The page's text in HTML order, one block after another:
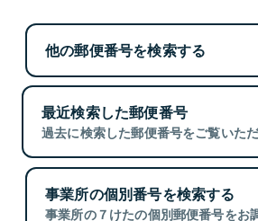
他の郵便番号を検索する
最近検索した郵便番号
過去に検索した郵便番号をご覧いただ
事業所の個別番号を検索する
事業所の７けたの個別郵便番号をお